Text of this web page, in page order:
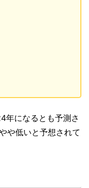
年になるとも予測さ
や低いと予想されて